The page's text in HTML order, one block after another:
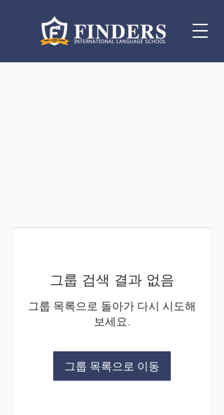
그룹 검색 결과 없음
그룹 목록으로 돌아가 다시 시도해
보세요.
그룹 목록으로 이동